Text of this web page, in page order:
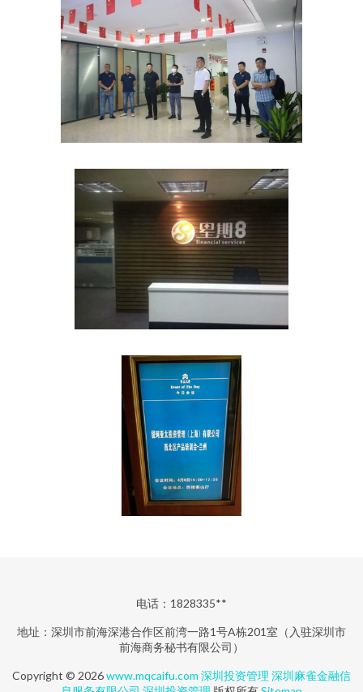
电话：1828335**
地址：深圳市前海深港合作区前湾一路1号A栋201室（入驻深圳市
前海商务秘书有限公司）
Copyright © 2026www.mqcaifu.com 深圳投资管理 深圳麻雀金融信